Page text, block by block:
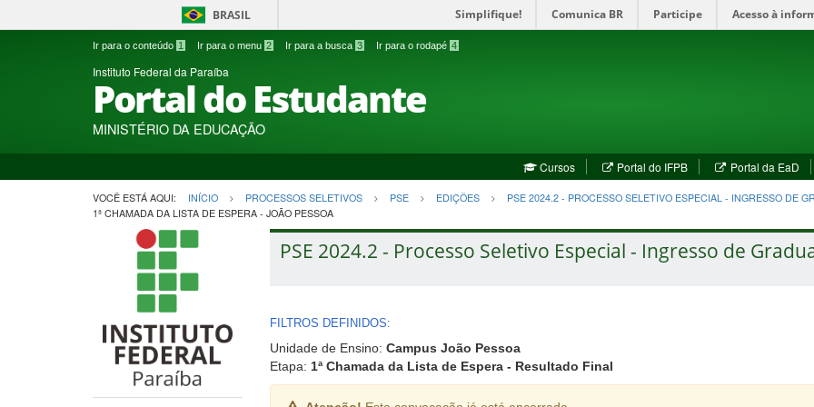
BRASIL Simplifique! Comunica BR Participe Acesso à
Ir para o conteúdo 1 Ir para o menu 2 Ir para a busca 3 Ir para o rodapé 4
Instituto Federal da Paraíba
Portal do Estudante
MINISTÉRIO DA EDUCAÇÃO
Cursos Portal do IFPB(abre
em
nova
Portal da EaD
em
VOCÊ ESTÁ AQUI: INÍCIO PROCESSOS SELETIVOS PSE EDIÇÕES
PSE 2024.2 - PROCESSO SELETIVO ESPECIAL - INGRESSO DE
1ª CHAMADA DA LISTA DE ESPERA - JOÃO PESSOA
PSE 2024.2 - Processo Seletivo Especial - Ingresso de
FILTROS DEFINIDOS:
Unidade de Ensino: Campus João Pessoa
Etapa: 1ª Chamada da Lista de Espera - Resultado Final